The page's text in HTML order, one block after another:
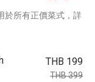
於所有正價菜式，詳
THB 199
THB 399